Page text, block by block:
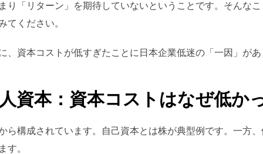
り「リターン」を期待していないということです。そんな
てください。
、資本コストが低すぎたことに日本企業低迷の「一因」があ
資本：資本コストはなぜ低か
ら構成されています。自己資本とは株が典型例です。一方
す。